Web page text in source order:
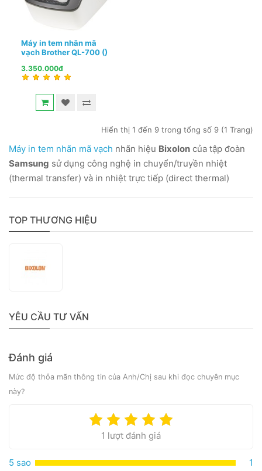
Máy in tem nhãn mã
vạch Brother QL-700 ()
3.350.000đ
Hiển thị 1 đến 9 trong tổng số 9 (1 Trang)
Máy in tem nhãn mã vạch nhãn hiệu Bixolon của tập đoàn
Samsung sử dụng công nghệ in chuyển/truyền nhiệt
(thermal transfer) và in nhiệt trực tiếp (direct thermal)
TOP THƯƠNG HIỆU
YÊU CẦU TƯ VẤN
Đánh giá
Mức độ thỏa mãn thông tin của Anh/Chị sau khi đọc chuyên mục
này?
1 lượt đánh giá
5 sao
1